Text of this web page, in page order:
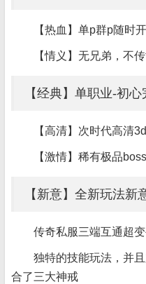
【热血】单p群p随时
【情义】无兄弟，不
【经典】单职业-初
【高清】次时代高清
【激情】稀有极品
【新意】全新玩法新
传奇私服三端互通超
独特的技能玩法，并
合了三大神戒